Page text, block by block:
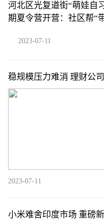
河北区光复道街“萌娃自
期夏令营开营：社区帮“
2023-07-11
稳规模压力难消 理财公
2023-07-11
小米难舍印度市场 重磅